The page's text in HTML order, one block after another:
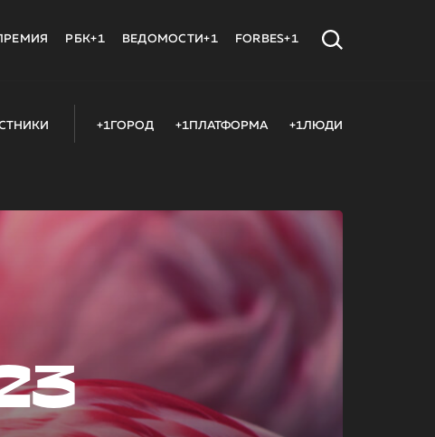
РБК+1 ВЕДОМОСТИ+1 FORBES+1
+1ГОРОД +1ПЛАТФОРМА +1ЛЮДИ